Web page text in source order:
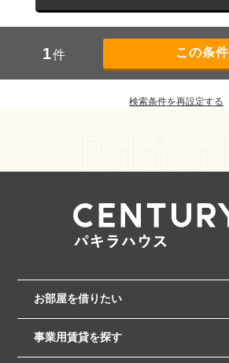
1件
検索条件を再設定する
お部屋を借りたい
事業用賃貸を探す